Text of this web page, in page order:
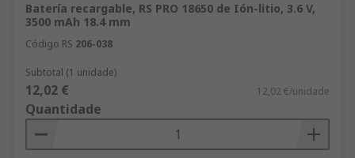
Batería recargable, RS PRO 18650 de Ión-litio, 3.6 V,
3500 mAh 18.4 mm
Código RS 206-038
Subtotal (1 unidade)
12,02 € 12,02 €/unidade
Quantidade